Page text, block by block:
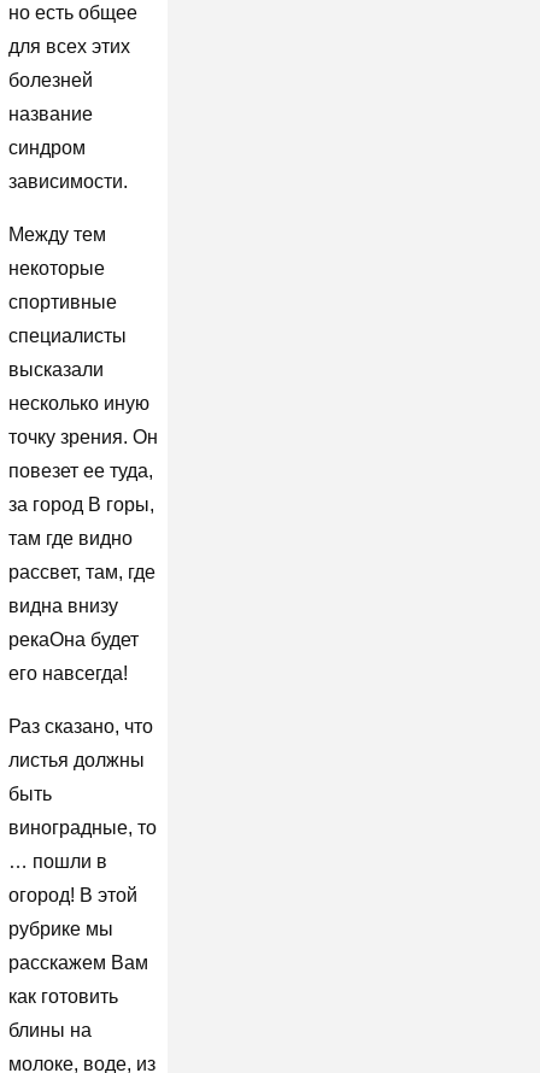
но есть общее
для всех этих
болезней
название
синдром
зависимости.
Между тем
некоторые
спортивные
специалисты
высказали
несколько иную
точку зрения. Он
повезет ее туда,
за город В горы,
там где видно
рассвет, там, где
видна внизу
рекаОна будет
его навсегда!
Раз сказано, что
листья должны
быть
виноградные, то
… пошли в
огород! В этой
рубрике мы
расскажем Вам
как готовить
блины на
молоке, воде, из